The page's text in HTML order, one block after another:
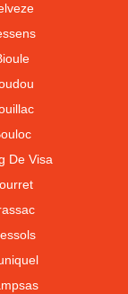
De Visa